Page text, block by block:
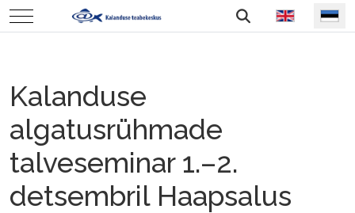
Mobile Menu Toggle Vali keel
Kalanduse
algatusrühmade
talveseminar 1.–2.
detsembril Haapsalus